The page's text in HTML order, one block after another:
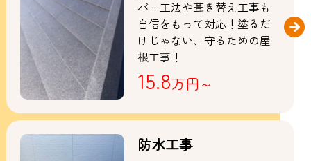
バー工法や葺き替え工事も
自信をもって対応！塗るだ
けじゃない、守るための屋
根工事！
15.8万円～
防水工事